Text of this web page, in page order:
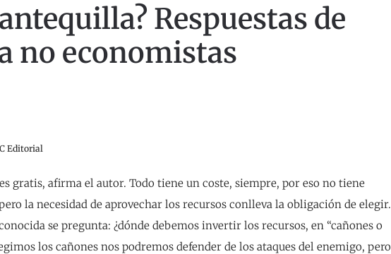
Respuestas de
no economistas
Editorial
gratis, afirma el autor. Todo tiene un coste, siempre, por eso no tiene
la necesidad de aprovechar los recursos conlleva la obligación de elegir.
se pregunta: ¿dónde debemos invertir los recursos, en “cañones o
los cañones nos podremos defender de los ataques del enemigo, pero